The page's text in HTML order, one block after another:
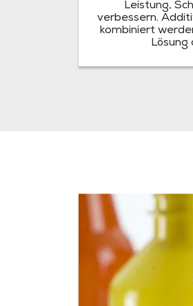
Leistung,
verbessern.
kombiniert
Lösung